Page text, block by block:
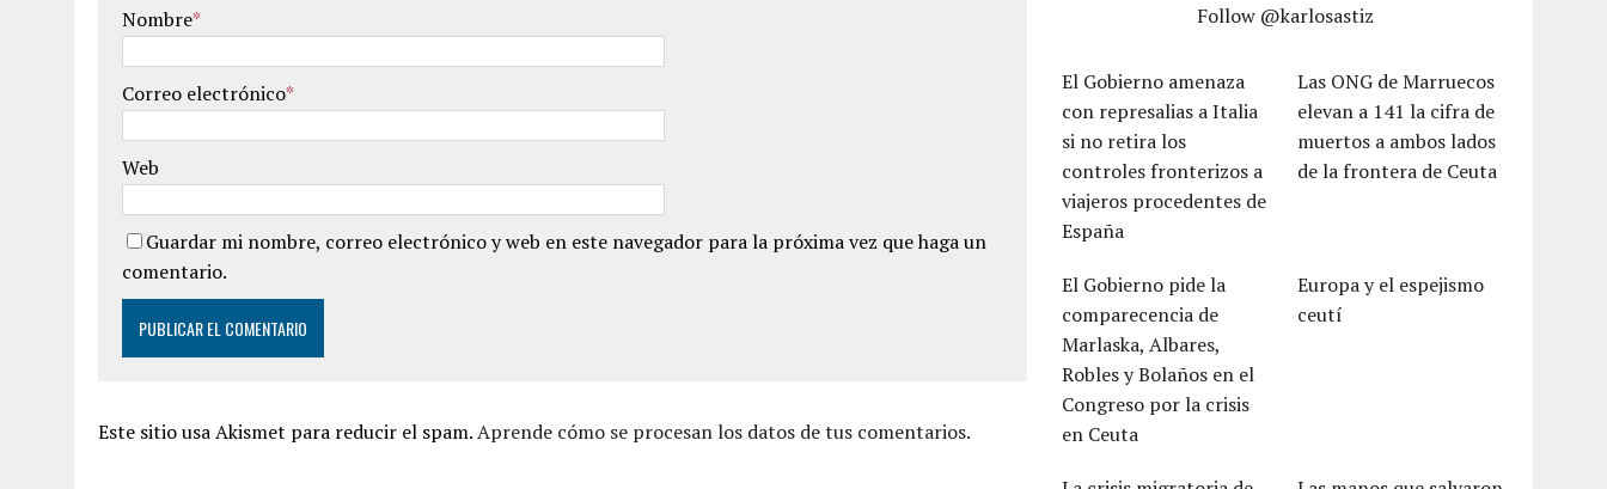
Nombre*
Correo electrónico*
Web
Guardar mi nombre, correo electrónico y web en este navegador para la próxima vez que haga un
comentario.
Este sitio usa Akismet para reducir el spam.Aprende cómo se procesan los datos de tus comentarios.
Follow @karlosastiz
El Gobierno amenaza
con represalias a Italia
si no retira los
controles fronterizos a
viajeros procedentes de
España
Las ONG de Marruecos
elevan a 141 la cifra de
muertos a ambos lados
de la frontera de Ceuta
El Gobierno pide la
comparecencia de
Marlaska, Albares,
Robles y Bolaños en el
Congreso por la crisis
en Ceuta
Europa y el espejismo
ceutí